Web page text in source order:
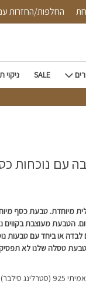
מאובטחת החלפות/
SALE
נוכחות כסף
מיוחדת. טבעת כסף
הטבעת מעוצבת בקווים
או ביחד עם טבעות
טבעת טסלה שלנו לא
הטבעת מיוצרת מכסף אמיתי 925